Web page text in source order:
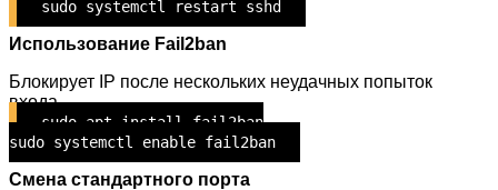
sudo systemctl restart sshd
Использование Fail2ban
Блокирует IP после нескольких неудачных попыток
входа.
sudo apt install fail2ban
sudo systemctl enable fail2ban
Смена стандартного порта